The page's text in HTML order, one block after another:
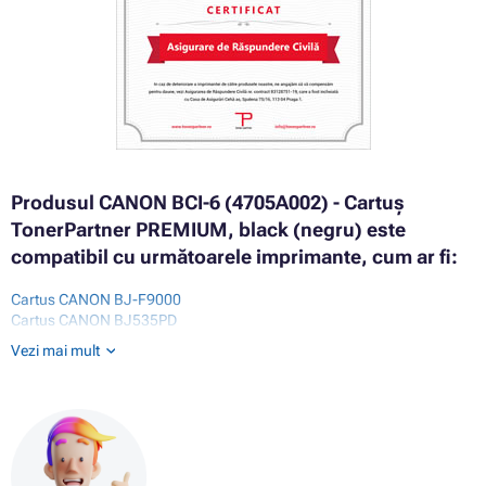
Produsul CANON BCI-6 (4705A002) - Cartuș
TonerPartner PREMIUM, black (negru) este
compatibil cu următoarele imprimante, cum ar fi:
Cartus CANON BJ-F9000
Cartus CANON BJ535PD
Cartus CANON BJ895PD
Cartus CANON BJC-8200
Cartus CANON BUBBLEJET I860
Cartus CANON BUBBLEJET I865
Cartus CANON BUBBLEJET I900 SERIES
Vezi mai mult